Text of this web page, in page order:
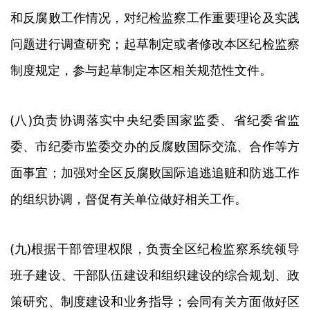
和反腐败工作情况，对纪检监察工作重要理论及实践
问题进行调查研究；起草制定或者修改本区纪检监察
制度规定，参与起草制定本区相关规范性文件。
(八)负责协调落实中央纪委国家监委、省纪委省监
委、市纪委市监委交办的反腐败国际交流、合作等方
面事宜；加强对全区反腐败国际追逃追赃和防逃工作
的组织协调，督促有关单位做好相关工作。
(九)根据干部管理权限，负责全区纪检监察系统领导
班子建设、干部队伍建设和组织建设的综合规划、政
策研究、制度建设和业务指导；会同有关方面做好区